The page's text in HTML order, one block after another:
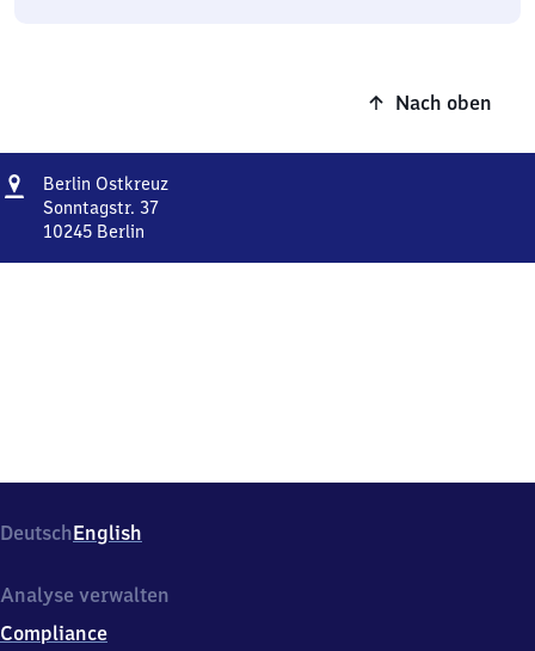
Nach oben
Adresse
Berlin OstkreuzBerlin
Sonntagstr. 37
10245 Berlin
DeutschEnglish
Analyse verwalten
Compliance